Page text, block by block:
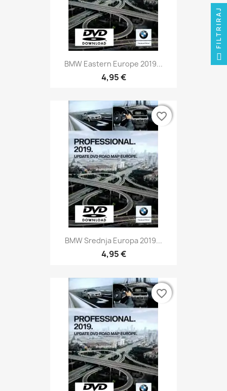
BMW Eastern Europe 2019...
4,95 €
BMW Srednja Europa 2019...
4,95 €
favorite_border
favorite_border
favorite_border
favorite_border
FILTRIRAJ